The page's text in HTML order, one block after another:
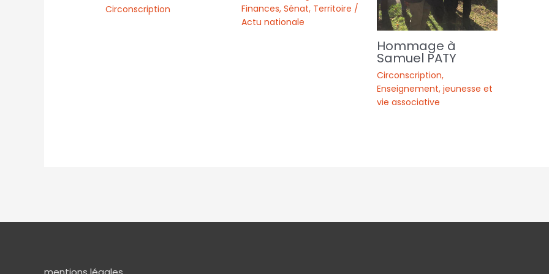
Circonscription
Finances, Sénat, Territoire /
Actu nationale
Hommage à
Samuel PATY
Circonscription,
Enseignement, jeunesse et
vie associative